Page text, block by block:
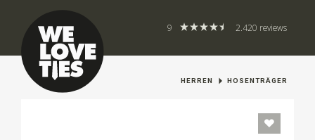
9 2.420 reviews
HERREN HOSENTRÄGER